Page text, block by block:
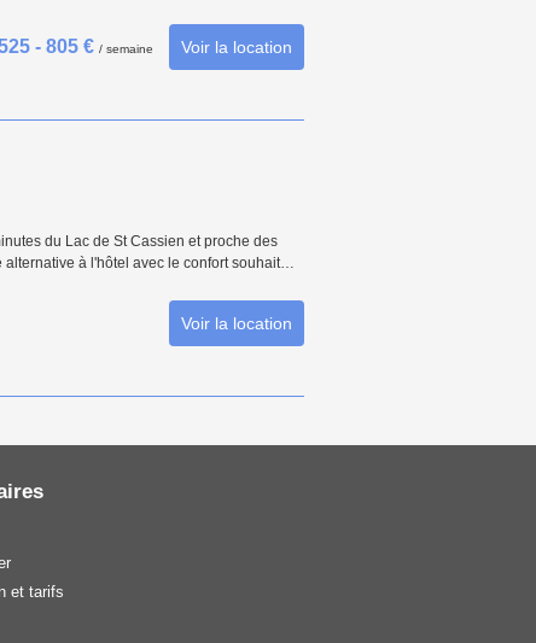
- 805 € / semaine Voir la location
du Lac de St Cassien et proche des
alternative à l'hôtel avec le confort souhait…
Voir la location
et tarifs